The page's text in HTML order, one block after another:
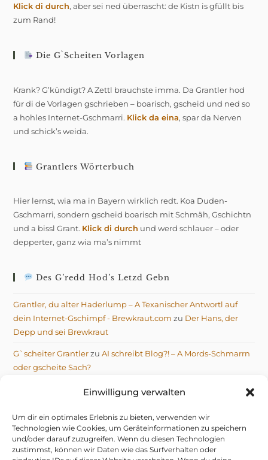
Einwilligung verwalten
Um dir ein optimales Erlebnis zu bieten, verwenden wir
Technologien wie Cookies, um Geräteinformationen zu speichern
und/oder darauf zuzugreifen. Wenn du diesen Technologien
zustimmst, können wir Daten wie das Surfverhalten oder
Klick di durch, aber sei ned überrascht: de Kistn is gfüllt bis
zum Rand!
Die G`scheiten Vorlagen
Krank? G’kündigt? A Zettl brauchste imma. Da Grantler hod
für di de Vorlagen gschrieben – boarisch, gscheid und ned so
a hohles Internet-Gschmarri. Klick da eina, spar da Nerven
und schick’s weida.
Grantlers Wörterbuch
Hier lernst, wia ma in Bayern wirklich redt. Koa Duden-
Gschmarri, sondern gscheid boarisch mit Schmäh, Gschichtn
und a bissl Grant. Klick di durch und werd schlauer – oder
depperter, ganz wia ma’s nimmt
Des G’redd Hod’s Letzd Gebn
Grantler, du alter Haderlump – A Texanischer Antwortl auf
dein Internet-Gschimpf - Brewkraut.com zu Der Hans, der
Depp und sei Brewkraut
G`scheiter GrantlerzuAI schreibt Blog?! – A Mords-Schmarrn
oder gscheite Sach?
AI schreibt Blog?! – A Mords-Schmarrn oder